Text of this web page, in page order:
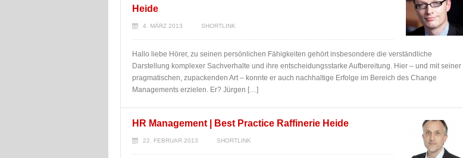
Heide
4. MÄRZ 2013 SHORTLINK
Hallo liebe Hörer, zu seinen persönlichen Fähigkeiten gehört insbesondere die verständliche
Darstellung komplexer Sachverhalte und ihre entscheidungsstarke Aufbereitung. Hier – und mit seiner
pragmatischen, zupackenden Art – konnte er auch nachhaltige Erfolge im Bereich des Change
Managements erzielen. Er? Jürgen […]
HR Management | Best Practice Raffinerie Heide
22. FEBRUAR 2013 SHORTLINK